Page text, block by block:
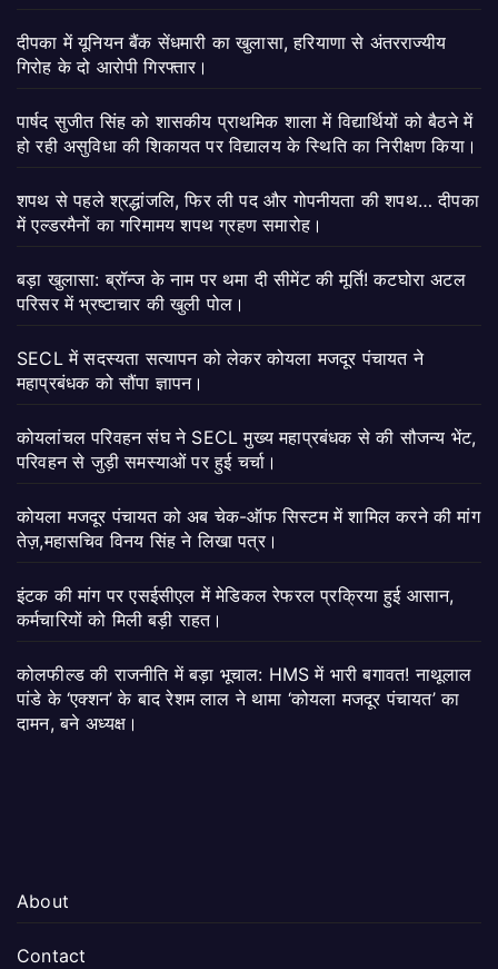
दीपका में यूनियन बैंक सेंधमारी का खुलासा, हरियाणा से अंतरराज्यीय
गिरोह के दो आरोपी गिरफ्तार।
पार्षद सुजीत सिंह को शासकीय प्राथमिक शाला में विद्यार्थियों को बैठने में
हो रही असुविधा की शिकायत पर विद्यालय के स्थिति का निरीक्षण किया।
शपथ से पहले श्रद्धांजलि, फिर ली पद और गोपनीयता की शपथ… दीपका
में एल्डरमैनों का गरिमामय शपथ ग्रहण समारोह।
बड़ा खुलासा: ब्रॉन्ज के नाम पर थमा दी सीमेंट की मूर्ति! कटघोरा अटल
परिसर में भ्रष्टाचार की खुली पोल।
SECL में सदस्यता सत्यापन को लेकर कोयला मजदूर पंचायत ने
महाप्रबंधक को सौंपा ज्ञापन।
कोयलांचल परिवहन संघ ने SECL मुख्य महाप्रबंधक से की सौजन्य भेंट,
परिवहन से जुड़ी समस्याओं पर हुई चर्चा।
कोयला मजदूर पंचायत को अब चेक-ऑफ सिस्टम में शामिल करने की मांग
तेज़,महासचिव विनय सिंह ने लिखा पत्र।
इंटक की मांग पर एसईसीएल में मेडिकल रेफरल प्रक्रिया हुई आसान,
कर्मचारियों को मिली बड़ी राहत।
कोलफील्ड की राजनीति में बड़ा भूचाल: HMS में भारी बगावत! नाथूलाल
पांडे के ‘एक्शन’ के बाद रेशम लाल ने थामा ‘कोयला मजदूर पंचायत’ का
दामन, बने अध्यक्ष।
About
Contact